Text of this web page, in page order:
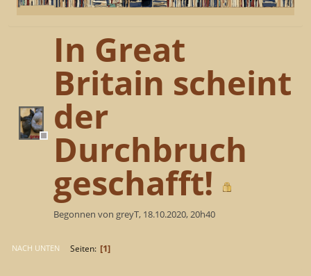
In Great
Britain scheint
der
Durchbruch
geschafft!
Begonnen von greyT, 18.10.2020, 20h40
NACH UNTEN Seiten 1